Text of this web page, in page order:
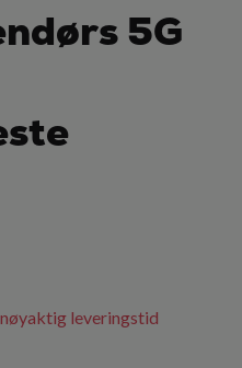
5G
leveringstid